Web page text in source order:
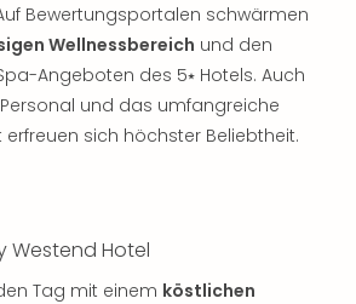
Bewertungsportalen schwärmen
Wellnessbereich und den
Angeboten des 5⭑ Hotels. Auch
und das umfangreiche
erfreuen sich höchster Beliebtheit.
Westend Hotel
Tag mit einem köstlichen